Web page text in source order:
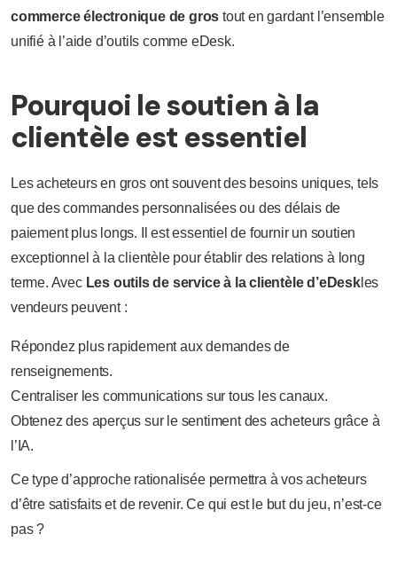
commerce électronique de gros tout en gardant l’ensemble
unifié à l’aide d’outils comme eDesk.
Pourquoi le soutien à la
clientèle est essentiel
Les acheteurs en gros ont souvent des besoins uniques, tels
que des commandes personnalisées ou des délais de
paiement plus longs. Il est essentiel de fournir un soutien
exceptionnel à la clientèle pour établir des relations à long
terme. Avec Les outils de service à la clientèle d’eDeskles
vendeurs peuvent :
Répondez plus rapidement aux demandes de
renseignements.
Centraliser les communications sur tous les canaux.
Obtenez des aperçus sur le sentiment des acheteurs grâce à
l’IA.
Ce type d’approche rationalisée permettra à vos acheteurs
d’être satisfaits et de revenir. Ce qui est le but du jeu, n’est-ce
pas ?